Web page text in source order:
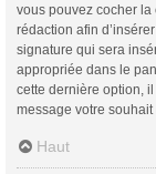
vous pouvez cocher
rédaction afin
signature qui sera
appropriée dans le
cette dernière option,
message votre souhait
Haut